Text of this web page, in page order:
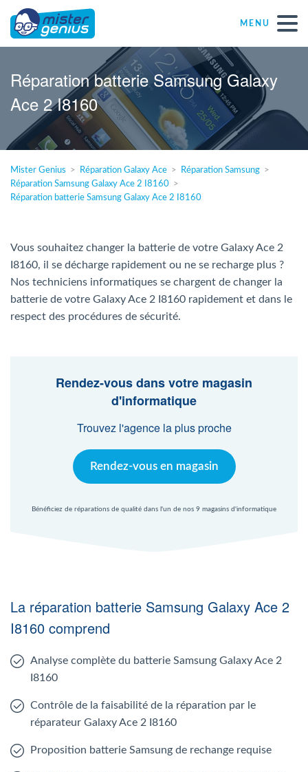
MENU
Réparations – Dépannages
Magasins informatiques toutes marques
Particulier
Indépendant
Agent Windows
Nl
Réparation batterie Samsung Galaxy
Ace 2 I8160
Mister Genius Réparation Galaxy Ace
Réparation Samsung
Réparation Samsung Galaxy Ace 2 I8160
Réparation batterie Samsung Galaxy Ace 2 I8160
Vous souhaitez changer la batterie de votre Galaxy Ace 2
I8160, il se décharge rapidement ou ne se recharge plus ?
Nos techniciens informatiques se chargent de changer la
batterie de votre Galaxy Ace 2 I8160 rapidement et dans le
respect des procédures de sécurité.
Rendez-vous dans votre magasin
d'informatique
Trouvez l'agence la plus proche
Rendez-vous en magasin
Bénéficiez de réparations de qualité dans l'un de nos 9 magasins d'informatique
La réparation batterie Samsung Galaxy Ace 2
I8160 comprend
Analyse complète du batterie Samsung Galaxy Ace 2
I8160
Contrôle de la faisabilité de la réparation par le
réparateur Galaxy Ace 2 I8160
Proposition batterie Samsung de rechange requise